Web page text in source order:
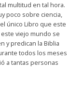
multitud en tal hora.
poco sobre ciencia,
único Libro que este
viejo mundo se
y predican la Biblia
todos los meses
a tantas personas